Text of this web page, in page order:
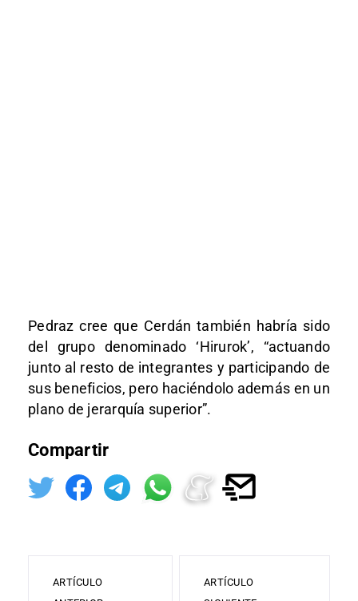
Pedraz cree que Cerdán también habría sido
del grupo denominado ‘Hirurok’, “actuando
junto al resto de integrantes y participando de
sus beneficios, pero haciéndolo además en un
plano de jerarquía superior”.
Compartir
ARTÍCULO
ARTÍCULO